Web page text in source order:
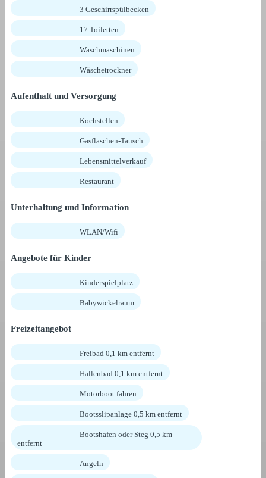
3 Geschirrspülbecken
17 Toiletten
Waschmaschinen
Wäschetrockner
Aufenthalt und Versorgung
Kochstellen
Gasflaschen-Tausch
Lebensmittelverkauf
Restaurant
Unterhaltung und Information
WLAN/Wifi
Angebote für Kinder
Kinderspielplatz
Babywickelraum
Freizeitangebot
Freibad 0,1 km entfernt
Hallenbad 0,1 km entfernt
Motorboot fahren
Bootsslipanlage 0,5 km entfernt
Bootshafen oder Steg 0,5 km
entfernt
Angeln